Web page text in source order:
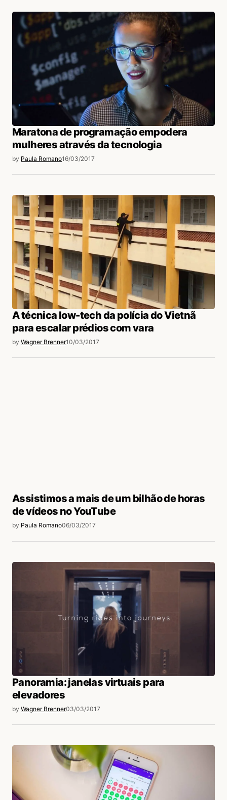
Maratona de programação empodera
mulheres através da tecnologia
by Paula Romano16/03/2017
A técnica low-tech da polícia do Vietnã
para escalar prédios com vara
by Wagner Brenner10/03/2017
Assistimos a mais de um bilhão de horas
de vídeos no YouTube
by Paula Romano06/03/2017
Panoramia: janelas virtuais para
elevadores
by Wagner Brenner03/03/2017